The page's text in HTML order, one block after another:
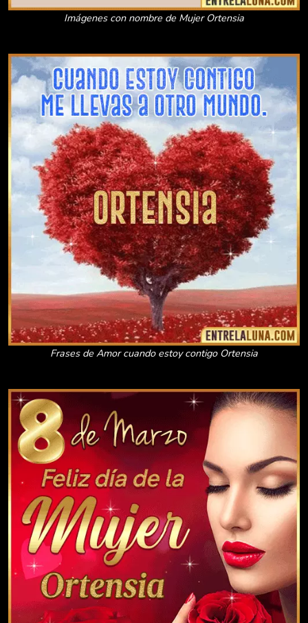
Imágenes con nombre de Mujer Ortensia
Frases de Amor cuando estoy contigo Ortensia